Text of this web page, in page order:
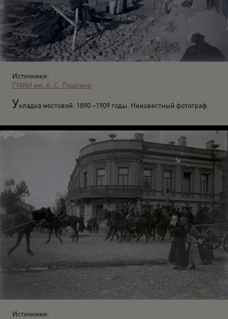
Источники:
ГМИИ им. А. С. Пушкина
Укладка мостовой. 1890 –1909 годы. Неизвестный фотограф.
Источники: